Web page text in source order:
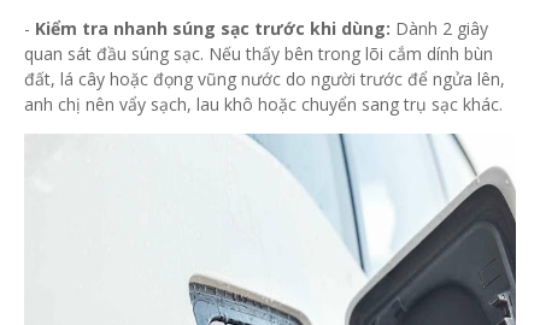
- Kiểm tra nhanh súng sạc trước khi dùng: Dành 2 giây
quan sát đầu súng sạc. Nếu thấy bên trong lõi cắm dính bùn
đất, lá cây hoặc đọng vũng nước do người trước để ngửa lên,
anh chị nên vẩy sạch, lau khô hoặc chuyển sang trụ sạc khác.